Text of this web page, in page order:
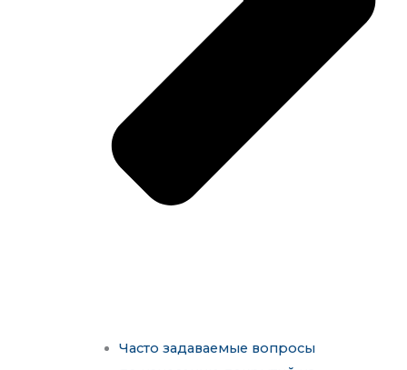
Часто задаваемые вопросы